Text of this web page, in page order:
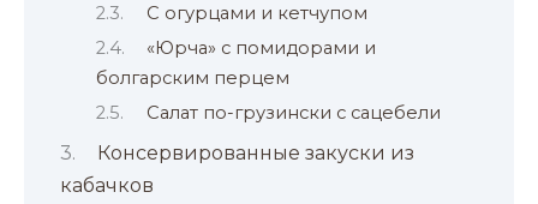
С огурцами и кетчупом
«Юрча» с помидорами и
болгарским перцем
Салат по-грузински с сацебели
Консервированные закуски из
кабачков